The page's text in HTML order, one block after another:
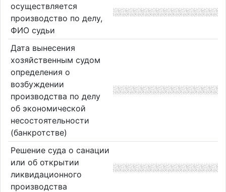
осуществляется
производство по делу,
ФИО судьи
Дата вынесения
хозяйственным судом
определения о
возбуждении
производства по делу
об экономической
несостоятельности
(банкротстве)
Решение суда о санации
или об открытии
ликвидационного
производства